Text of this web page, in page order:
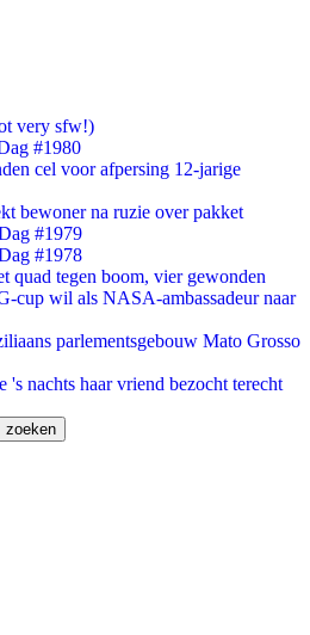
very sfw!)
#1980
cel voor afpersing 12-jarige
bewoner na ruzie over pakket
#1979
#1978
quad tegen boom, vier gewonden
cup wil als NASA-ambassadeur naar
parlementsgebouw Mato Grosso
's nachts haar vriend bezocht terecht